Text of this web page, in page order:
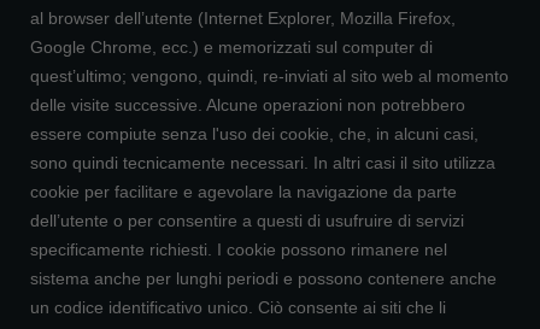
al browser dell’utente (Internet Explorer, Mozilla Firefox,
Google Chrome, ecc.) e memorizzati sul computer di
quest’ultimo; vengono, quindi, re-inviati al sito web al momento
delle visite successive. Alcune operazioni non potrebbero
essere compiute senza l'uso dei cookie, che, in alcuni casi,
sono quindi tecnicamente necessari. In altri casi il sito utilizza
cookie per facilitare e agevolare la navigazione da parte
dell’utente o per consentire a questi di usufruire di servizi
specificamente richiesti. I cookie possono rimanere nel
sistema anche per lunghi periodi e possono contenere anche
un codice identificativo unico. Ciò consente ai siti che li